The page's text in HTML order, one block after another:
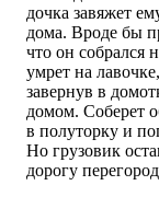
дочка завяжет
дома. Вроде бы
что он собрался
умрет на
завернув в
домом. Соберет
в полуторку и
Но грузовик
дорогу